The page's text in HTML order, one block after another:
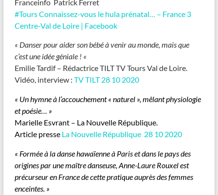
Franceinfo Patrick Ferret
#Tours Connaissez-vous le hula prénatal… – France 3
Centre-Val de Loire | Facebook
« Danser pour aider son bébé à venir au monde, mais que
c’est une idée géniale ! «
Emilie Tardif – Rédactrice TILT TV Tours Val de Loire.
Vidéo, interview : TV TILT 28 10 2020
« Un hymne à l’accouchement « naturel », mêlant physiologie
et poésie… »
Marielle Esvrant – La Nouvelle République.
Article presse La Nouvelle République 28 10 2020
« Formée à la danse hawaïenne à Paris et dans le pays des
origines par une maître danseuse, Anne-Laure Rouxel est
précurseur en France de cette pratique auprès des femmes
enceintes. »